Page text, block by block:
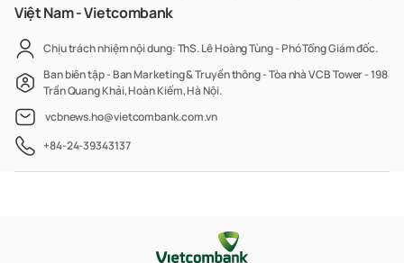
Việt Nam - Vietcombank
Chịu trách nhiệm nội dung: ThS. Lê Hoàng Tùng - Phó Tổng Giám đốc.
Ban biên tập - Ban Marketing & Truyền thông - Tòa nhà VCB Tower - 198
Trần Quang Khải, Hoàn Kiếm, Hà Nội.
vcbnews.ho@vietcombank.com.vn
+84-24-39343137